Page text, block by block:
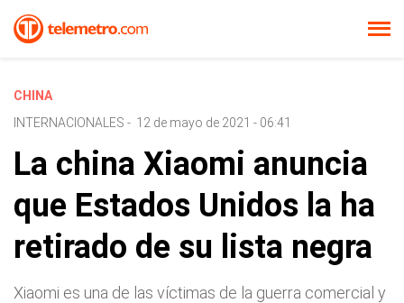
CHINA
INTERNACIONALES - 12 de mayo de 2021 - 06:41
La china Xiaomi anuncia
que Estados Unidos la ha
retirado de su lista negra
Xiaomi es una de las víctimas de la guerra comercial y